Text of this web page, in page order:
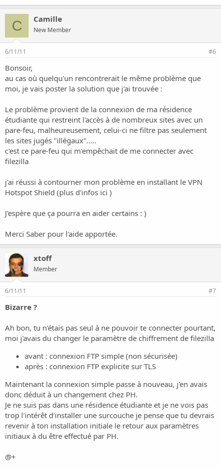
C Camille
New Member
6/11/11 #6
Bonsoir,
au cas où quelqu'un rencontrerait le même problème que
moi, je vais poster la solution que j'ai trouvée :
Le problème provient de la connexion de ma résidence
étudiante qui restreint l'accès à de nombreux sites avec un
pare-feu, malheureusement, celui-ci ne filtre pas seulement
les sites jugés "illégaux".....
c'est ce pare-feu qui m'empêchait de me connecter avec
filezilla
j'ai réussi à contourner mon problème en installant le VPN
Hotspot Shield (plus d'infos ici )
J'espère que ça pourra en aider certains : )
Merci Saber pour l'aide apportée.
xtoff
Member
6/11/11 #7
Bizarre ?
Ah bon, tu n'étais pas seul à ne pouvoir te connecter pourtant,
moi j'avais du changer le paramètre de chiffrement de filezilla
avant : connexion FTP simple (non sécurisée)
après : connexion FTP explicite sur TLS
Maintenant la connexion simple passe à nouveau, j'en avais
donc déduit à un changement chez PH.
Je ne suis pas dans une résidence étudiante et je ne vois pas
trop l'intérêt d'installer une surcouche je pense que tu devrais
revenir à ton installation initiale le retour aux paramètres
initiaux à du être effectué par PH.
@+